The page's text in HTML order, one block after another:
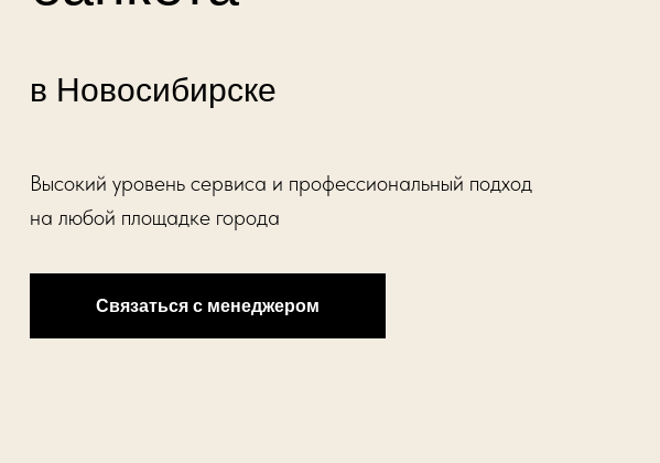
в Новосибирске
Высокий уровень сервиса и профессиональный подход
на любой площадке города
Связаться с менеджером